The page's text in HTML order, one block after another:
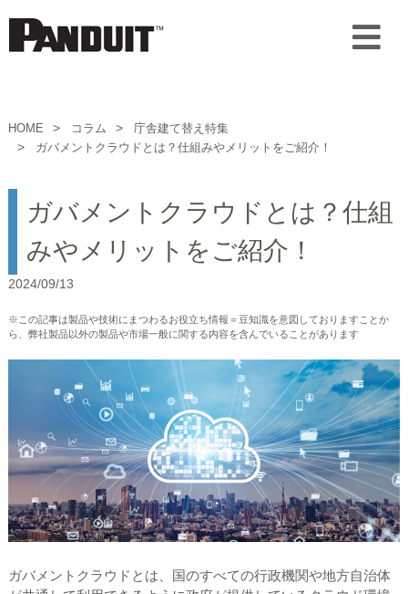
HOME コラム
庁舎建て替え特集
ガバメントクラウドとは？仕組みやメリットをご紹介！
ガバメントクラウドとは？仕組
みやメリットをご紹介！
2024/09/13
※この記事は製品や技術にまつわるお役立ち情報＝豆知識を意図しておりますことか
ら、弊社製品以外の製品や市場一般に関する内容を含んでいることがあります
ガバメントクラウドとは、国のすべての行政機関や地方自治体